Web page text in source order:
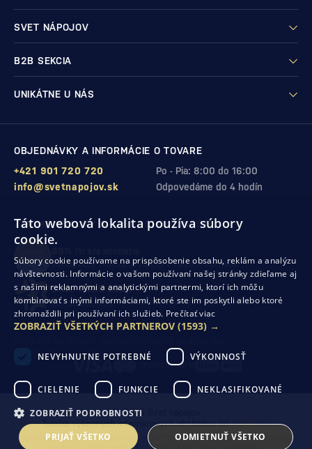
SVET NÁPOJOV
B2B SEKCIA
UNIKÁTNE U NÁS
OBJEDNÁVKY A INFORMÁCIE O TOVARE
Po - Pia: 8:00 do 16:00
+421 901 720 720
Odpovedáme do 4 hodín
info@svetnapojov.sk
ZÁRUKA KVALITY A VAŠEJ SPOKOJNOSTI
zákazníkov odporúča nákup v našom obchode
SHOP ROKU 2024
10. rok po sebesme získali ocenenie od Heureka
Odstúpenie od zmluvy
© 2026 Svet nápojov
Tvorba výkonných internetových obchodov odRIESENIA
Táto stránka je chránená pomocou reCAPTCHA a uplatňujú saPravidlá ochrany
Táto webová lokalita používa súbory
cookie.
Súbory cookie používame na prispôsobenie obsahu, reklám a analýzu
návštevnosti. Informácie o vašom používaní našej stránky zdieľame aj
s našimi reklamnými a analytickými partnermi, ktorí ich môžu
kombinovať s inými informáciami, ktoré ste im poskytli alebo ktoré
zhromaždili pri používaní ich služieb. Prečítať viac
ZOBRAZIŤ VŠETKÝCH PARTNEROV (1593) →
NEVYHNUTNE POTREBNÉ VÝKONNOSŤ
CIELENIE FUNKCIE NEKLASIFIKOVANÉ
ZOBRAZIŤ PODROBNOSTI
PRIJAŤ VŠETKO
ODMIETNUŤ VŠETKO